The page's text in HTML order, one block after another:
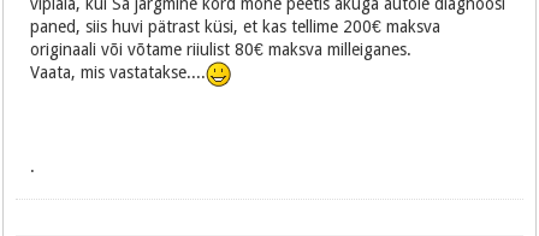
paned, siis huvi pätrast küsi, et kas tellime 200€ maksva
originaali või võtame riiulist 80€ maksva milleiganes.
Vaata, mis vastatakse....
.